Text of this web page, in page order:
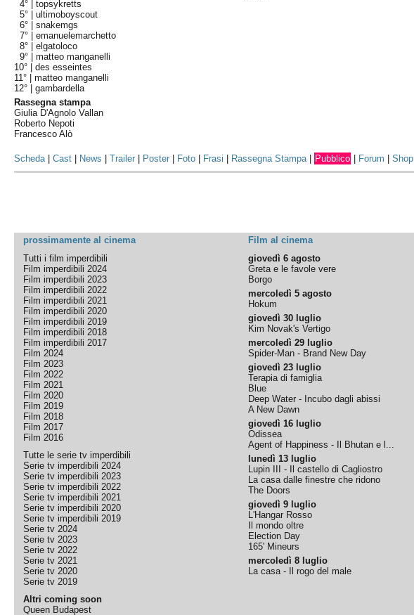
4° |topsykretts
5° |ultimoboyscout
6° |snakemgs
7° |emanuelemarchetto
8° |elgatoloco
9° |matteo manganelli
10° |des esseintes
11° |matteo manganelli
12° |gambardella
Rassegna stampa
Giulia D'Agnolo Vallan
Roberto Nepoti
Francesco Alò
Scheda|Cast News |Trailer Poster Foto Frasi Rassegna Stampa| Pubblico Forum |Shop
prossimamente al cinema Film al cinema
Tutti i film imperdibili
Film imperdibili 2024
Film imperdibili 2023
Film imperdibili 2022
Film imperdibili 2021
Film imperdibili 2020
Film imperdibili 2019
Film imperdibili 2018
Film imperdibili 2017
Film 2024
Film 2023
Film 2022
Film 2021
Film 2020
Film 2019
Film 2018
Film 2017
Film 2016
Tutte le serie tv imperdibili
Serie tv imperdibili 2024
Serie tv imperdibili 2023
Serie tv imperdibili 2022
Serie tv imperdibili 2021
Serie tv imperdibili 2020
Serie tv imperdibili 2019
Serie tv 2024
Serie tv 2023
Serie tv 2022
Serie tv 2021
Serie tv 2020
Serie tv 2019
Altri coming soon
Queen Budapest
giovedì 6 agosto
Greta e le favole vere
Borgo
mercoledì 5 agosto
Hokum
giovedì 30 luglio
Kim Novak's Vertigo
mercoledì 29 luglio
Spider-Man - Brand New Day
giovedì 23 luglio
Terapia di famiglia
Blue
Deep Water - Incubo dagli abissi
A New Dawn
giovedì 16 luglio
Odissea
Agent of Happiness - Il Bhutan e l...
lunedì 13 luglio
Lupin III - Il castello di Cagliostro
La casa dalle finestre che ridono
The Doors
giovedì 9 luglio
L'Hangar Rosso
Il mondo oltre
Election Day
165' Mineurs
mercoledì 8 luglio
La casa - Il rogo del male